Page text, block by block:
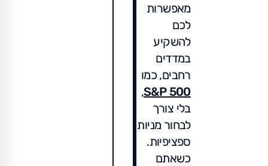
מאפשרות
לכם
להשקיע
במדדים
רחבים, כמו
S&P 500
,
בלי צורך
לבחור מניות
ספציפיות.
כשאתם